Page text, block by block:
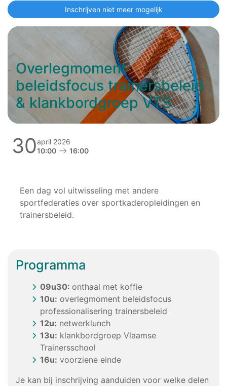
Inschrijven niet meer mogelijk
Overlegmoment
beleidsfocus trainersbeleid
& klankbordgroep VTS
30april 2026
10:00
16:00
Een dag vol uitwisseling met andere
sportfederaties over sportkaderopleidingen en
trainersbeleid.
Programma
09u30: onthaal met koffie
10u: overlegmoment beleidsfocus
professionalisering trainersbeleid
12u: netwerklunch
13u: klankbordgroep Vlaamse
Trainersschool
16u: voorziene einde
Je kan bij inschrijving aanduiden voor welke delen